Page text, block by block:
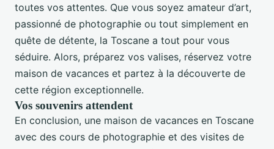
toutes vos attentes. Que vous soyez amateur d’art,
passionné de photographie ou tout simplement en
quête de détente, la Toscane a tout pour vous
séduire. Alors, préparez vos valises, réservez votre
maison de vacances et partez à la découverte de
cette région exceptionnelle.
Vos souvenirs attendent
En conclusion, une maison de vacances en Toscane
avec des cours de photographie et des visites de